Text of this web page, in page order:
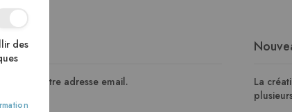
avec votre adresse email.
La
des